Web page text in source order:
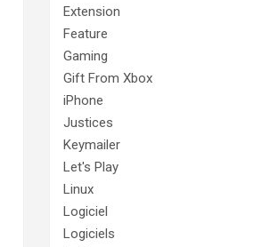
Extension
Feature
Gaming
Gift From Xbox
iPhone
Justices
Keymailer
Let's Play
Linux
Logiciel
Logiciels